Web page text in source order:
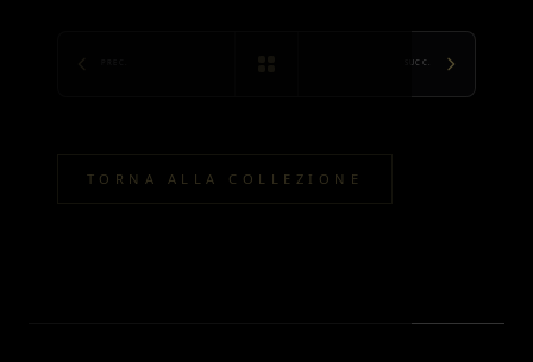
SUCC.
TORNA ALLA COLLEZIONE